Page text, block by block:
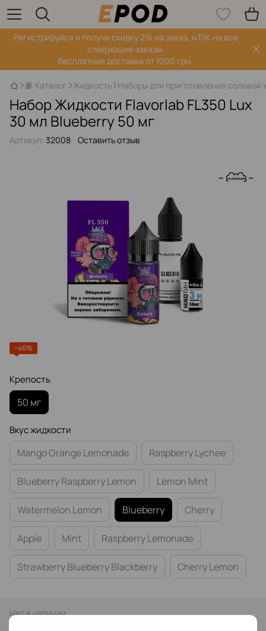
Регистрируйся‌ и получи скидку 2% на заказ, и 5% на все
следующие заказы.
Бесплатная доставка от 1000 грн.
📙 Каталог Жидкость Наборы для приготовления солевой
Набор Жидкости Flavorlab FL350 Lux
30 мл Blueberry 50 мг
Артикул: 32008 Оставить отзыв
−46%
Крепость
50 мг
Вкус жидкости
Mango Orange Lemonade Raspberry Lychee
Blueberry Raspberry Lemon Lemon Mint
Watermelon Lemon Blueberry Cherry
Apple Mint Raspberry Lemonade
Strawberry Blueberry Blackberry Cherry Lemon
Нет в наличии